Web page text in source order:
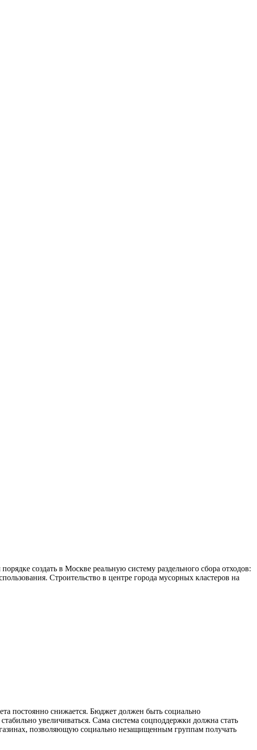
создать в Москве реальную систему раздельного сбора отходов:
Строительство в центре города мусорных кластеров на
постоянно снижается. Бюджет должен быть социально
увеличиваться. Сама система соцподдержки должна стать
позволяющую социально незащищенным группам получать